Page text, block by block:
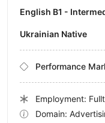
English B1 -
Ukrainian Native
Performance
Employment:
Domain: